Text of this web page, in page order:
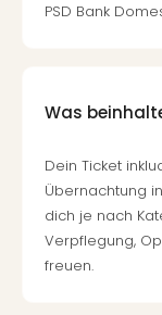
PSD Bank
Was
Dein Ticket
Übernachtung
dich je nach
Verpflegung,
freuen.